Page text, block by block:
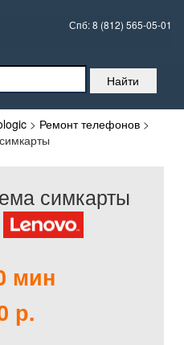
Спб:8 (812) 565-05-01
> Ремонт телефонов >
симкарты
мин
р.